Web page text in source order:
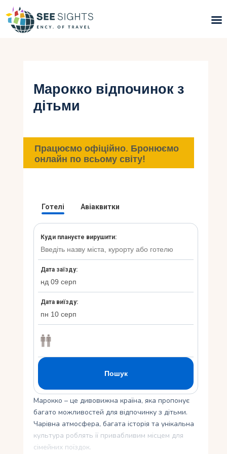
Гарячі тури
Типи Турів
Інфо
Контакти
Марокко відпочинок з
дітьми
Працюємо офіційно. Бронюємо
онлайн по всьому світу!
Марокко – це дивовижна країна, яка пропонує
багато можливостей для відпочинку з дітьми.
Чарівна атмосфера, багата історія та унікальна
культура роблять її привабливим місцем для
сімейних поїздок.